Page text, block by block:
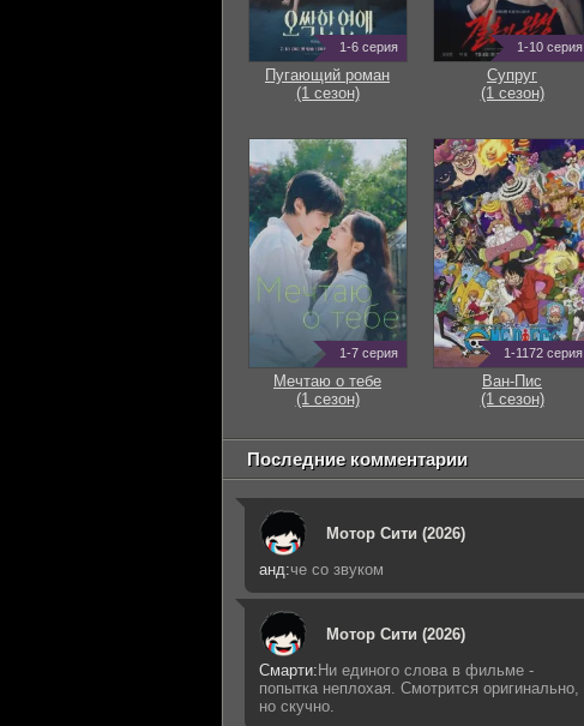
1-6 серия
Пугающий роман
(1 сезон)
1-10 серия
Супруг
(1 сезон)
1-7 серия
Мечтаю о тебе
(1 сезон)
1-1172 серия
Ван-Пис
(1 сезон)
Последние комментарии
Мотор Сити (2026)
анд:че со звуком
Мотор Сити (2026)
Смарти: Ни единого слова в фильме -
попытка неплохая. Смотрится оригинально,
но скучно.